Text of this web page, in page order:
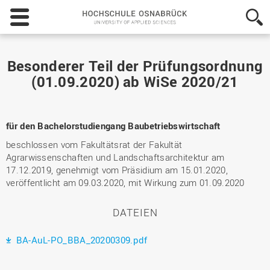
Hochschule
Osnabrück
-
Applied
Sciences
Besonderer Teil der Prüfungsordnung
(01.09.2020) ab WiSe 2020/21
für den Bachelorstudiengang Baubetriebswirtschaft
beschlossen vom Fakultätsrat der Fakultät
Agrarwissenschaften und Landschaftsarchitektur am
17.12.2019, genehmigt vom Präsidium am 15.01.2020,
veröffentlicht am 09.03.2020, mit Wirkung zum 01.09.2020
DATEIEN
BA-AuL-PO_BBA_20200309.pdf